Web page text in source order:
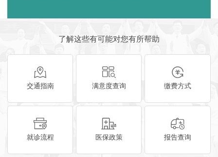
了解这些有可能对您有所帮助
交通指南 满意度查询 缴费方式
就诊流程 医保政策 报告查询